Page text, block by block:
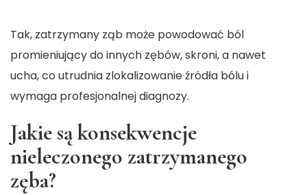
Tak, zatrzymany ząb może powodować ból
promieniujący do innych zębów, skroni, a nawet
ucha, co utrudnia zlokalizowanie źródła bólu i
wymaga profesjonalnej diagnozy.
Jakie są konsekwencje
nieleczonego zatrzymanego
zęba?